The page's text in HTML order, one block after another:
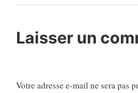
Laisser un
Votre adresse e-mail ne sera pas